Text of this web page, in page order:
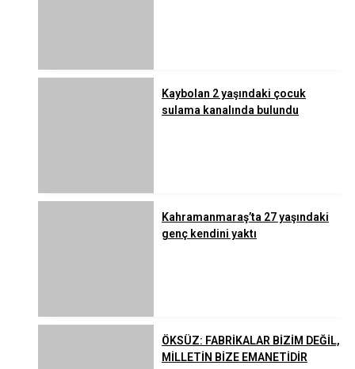
Kaybolan 2 yaşındaki çocuk
sulama kanalında bulundu
Kahramanmaraş’ta 27 yaşındaki
genç kendini yaktı
ÖKSÜZ: FABRİKALAR BİZİM DEĞİL,
MİLLETİN BİZE EMANETİDİR